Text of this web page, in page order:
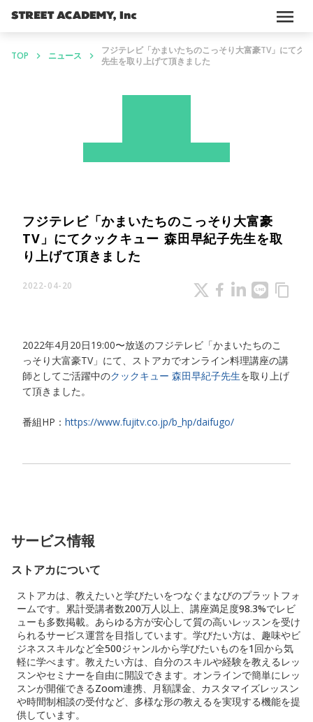
menu
TOP keyboard_arrow_right ニュース keyboard_arrow_right
フジテレビ「かまいたちのこっそり大富豪TV」にてク
先生を取り上げて頂きました
フジテレビ「かまいたちのこっそり大富豪
TV」にてクックキュー 森田早紀子先生を取
り上げて頂きました
2022-04-20 content_copy
2022年4月20日19:00〜放送のフジテレビ「かまいたちのこ
っそり大富豪TV」にて、ストアカでオンライン料理講座の講
師としてご活躍中のクックキュー 森田早紀子先生を取り上げ
て頂きました。
番組HP： https://www.fujitv.co.jp/b_hp/daifugo/
サービス情報
ストアカについて
ストアカは、教えたいと学びたいをつなぐまなびのプラットフォ
ームです。累計受講者数200万人以上、講座満足度98.3%でレビ
ューも多数掲載。あらゆる方が安心して質の高いレッスンを受け
られるサービス運営を目指しています。学びたい方は、趣味やビ
ジネススキルなど全500ジャンルから学びたいものを1回から気
軽に学べます。教えたい方は、自分のスキルや経験を教えるレッ
スンやセミナーを自由に開設できます。オンラインで簡単にレッ
スンが開催できるZoom連携、月額課金、カスタマイズレッスン
や時間制相談の受付など、多様な形の教えるを実現する機能を提
供しています。